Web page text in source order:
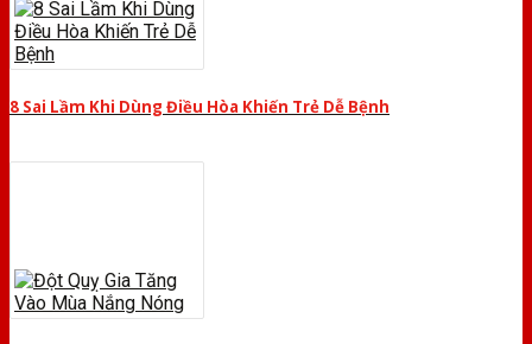
8 Sai Lầm Khi Dùng Điều Hòa Khiến Trẻ Dễ Bệnh